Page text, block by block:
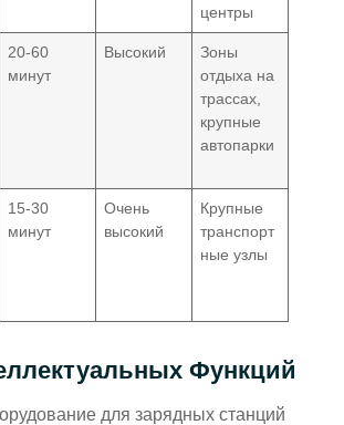
центры
20-60
минут
Высокий
Зоны
отдыха на
трассах,
крупные
автопарки
15-30
минут
Очень
высокий
Крупные
транспорт
ные узлы
Функций
для зарядных станций